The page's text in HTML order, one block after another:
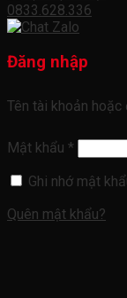
0833.628.336
Đăng nhập
Tên tài khoản
Mật khẩu *
Ghi nhớ mật
Quên mật khẩu?